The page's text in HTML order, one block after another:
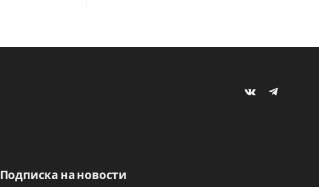
VKontakteTelegram
Подписка на новости